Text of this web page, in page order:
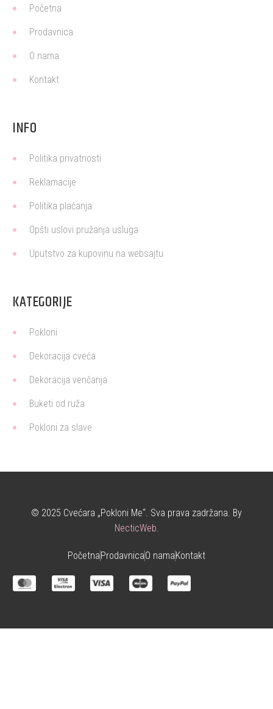
Početna
Prodavnica
O nama
Kontakt
INFO
Politika privatnosti
Reklamacije
Politika plaćanja
Opšti uslovi pružanja usluga
Uputstvo za kupovinu na websajtu
KATEGORIJE
Pokloni
Dekoracija cveća
Dekoracija venčanja
Buketi od ruža
Pokloni za slave
© 2025 Cvećara „Pokloni Me“. Sva prava zadržana. By
NecticWeb.
PočetnaProdavnicaO namaKontakt